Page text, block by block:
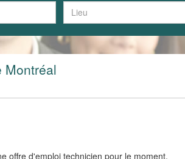
Montréal
offre d'emploi technicien pour le moment.